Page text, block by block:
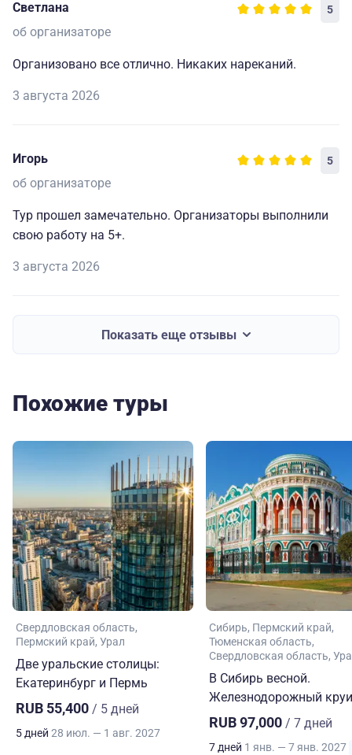
Светлана 5
об организаторе
Организовано все отлично. Никаких нареканий.
3 августа 2026
Игорь 5
об организаторе
Тур прошел замечательно. Организаторы выполнили
свою работу на 5+.
3 августа 2026
Показать еще отзывы
Похожие туры
Свердловская область
Пермский край Урал
Две уральские столицы:
Екатеринбург и Пермь
RUB 55,400 / 5 дней
5 дней 28 июл. — 1 авг. 2027
Сибирь Пермский край
Тюменская область
Свердловская область
В Сибирь весной.
Железнодорожный
RUB 97,000 / 7 дней
7 дней 1 янв. — 7 янв. 2027